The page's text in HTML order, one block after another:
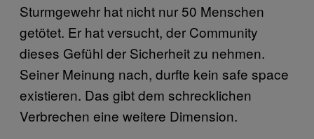
Sturmgewehr hat nicht nur 50 Menschen
getötet. Er hat versucht, der Community
dieses Gefühl der Sicherheit zu nehmen.
Seiner Meinung nach, durfte kein safe space
existieren. Das gibt dem schrecklichen
Verbrechen eine weitere Dimension.